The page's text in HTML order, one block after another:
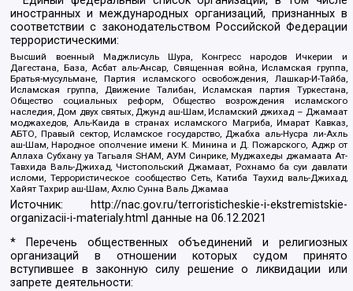
иностранных и международных организаций, признанных в
соответствии с законодательством Российской Федерации
террористическими:
Высший военный Маджлисуль Шура, Конгресс народов Ичкерии и
Дагестана, База, Асбат аль-Ансар, Священная война, Исламская группа,
Братья-мусульмане, Партия исламского освобождения, Лашкар-И-Тайба,
Исламская группа, Движение Талибан, Исламская партия Туркестана,
Общество социальных реформ, Общество возрождения исламского
наследия, Дом двух святых, Джунд аш-Шам, Исламский джихад – Джамаат
моджахедов, Аль-Каида в странах исламского Магриба, Имарат Кавказ,
АБТО, Правый сектор, Исламское государство, Джабха аль-Нусра ли-Ахль
аш-Шам, Народное ополчение имени К. Минина и Д. Пожарского, Аджр от
Аллаха Субхану уа Тагьаля SHAM, АУМ Синрике, Муджахеды джамаата Ат-
Тавхида Валь-Джихад, Чистопольский Джамаат, Рохнамо ба суи давлати
исломи, Террористическое сообщество Сеть, Катиба Таухид валь-Джихад,
Хайят Тахрир аш-Шам, Ахлю Сунна Валь Джамаа
Источник:
http://nac.gov.ru/terroristicheskie-i-ekstremistskie-
organizacii-i-materialy.html данные на06.12.2021
* Перечень общественных объединений и религиозных
организаций в отношении которых судом принято
вступившее в законную силу решение о ликвидации или
запрете деятельности: